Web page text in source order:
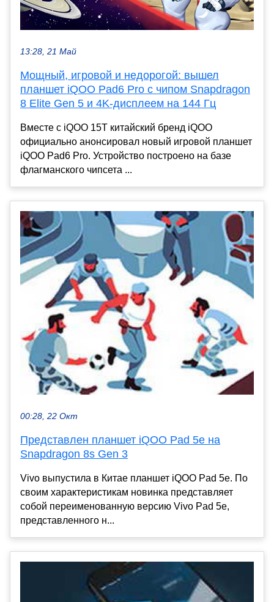
13:28, 21 Май
Мощный, игровой и недорогой: вышел
планшет iQOO Pad6 Pro с чипом Snapdragon
8 Elite Gen 5 и 4K-дисплеем на 144 Гц
Вместе с iQOO 15T китайский бренд iQOO
официально анонсировал новый игровой планшет
iQOO Pad6 Pro. Устройство построено на базе
флагманского чипсета ...
00:28, 22 Окт
Представлен планшет iQOO Pad 5e на
Snapdragon 8s Gen 3
Vivo выпустила в Китае планшет iQOO Pad 5e. По
своим характеристикам новинка представляет
собой переименованную версию Vivo Pad 5e,
представленного н...